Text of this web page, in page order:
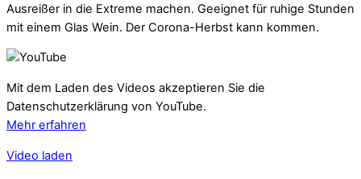
Ausreißer in die Extreme machen. Geeignet für ruhige Stunden
mit einem Glas Wein. Der Corona-Herbst kann kommen.
Mit dem Laden des Videos akzeptieren Sie die
Datenschutzerklärung von YouTube.
Mehr erfahren
Video laden